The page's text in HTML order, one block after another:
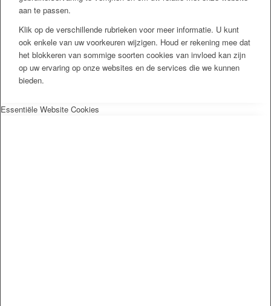
aan te passen.
Klik op de verschillende rubrieken voor meer informatie. U kunt
ook enkele van uw voorkeuren wijzigen. Houd er rekening mee dat
het blokkeren van sommige soorten cookies van invloed kan zijn
op uw ervaring op onze websites en de services die we kunnen
bieden.
Essentiële Website Cookies